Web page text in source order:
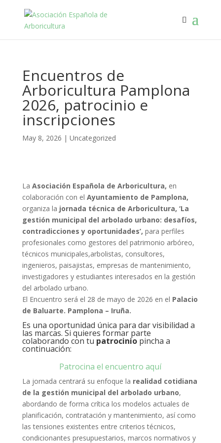
Encuentros de
Arboricultura Pamplona
2026, patrocinio e
inscripciones
May 8, 2026 | Uncategorized
La Asociación Española de Arboricultura, en
colaboración con el Ayuntamiento de Pamplona,
organiza la jornada técnica de Arboricultura, ‘La
gestión municipal del arbolado urbano: desafíos,
contradicciones y oportunidades’, para perfiles
profesionales como gestores del patrimonio arbóreo,
técnicos municipales,arbolistas, consultores,
ingenieros, paisajistas, empresas de mantenimiento,
investigadores y estudiantes interesados en la gestión
del arbolado urbano.
El Encuentro será el 28 de mayo de 2026 en el Palacio
de Baluarte. Pamplona – Iruña.
Es una oportunidad única para dar visibilidad a
las marcas. Si quieres formar parte
colaborando con tu patrociniopincha a
continuación:
Patrocina el encuentro aquí
La jornada centrará su enfoque la realidad cotidiana
de la gestión municipal del arbolado urbano,
abordando de forma crítica los modelos actuales de
planificación, contratación y mantenimiento, así como
las tensiones existentes entre criterios técnicos,
condicionantes presupuestarios, marcos normativos y